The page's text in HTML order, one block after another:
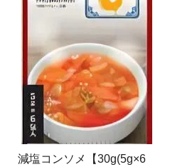
減塩コンソメ【30g(5g×6